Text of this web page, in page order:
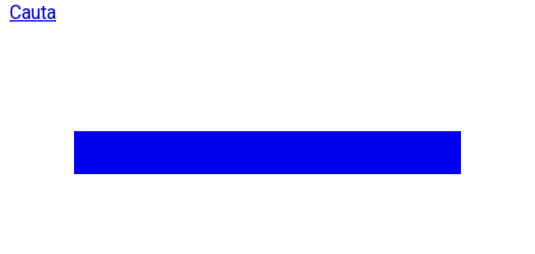
Cauta